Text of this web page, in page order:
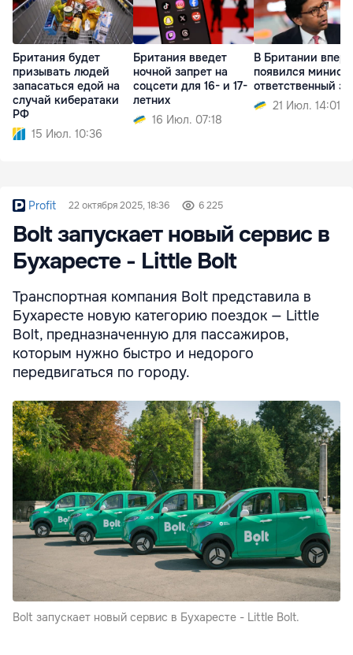
Британия будет
призывать людей
запасаться едой на
случай кибератаки
РФ
15 Июл. 10:36
Британия введет
ночной запрет на
соцсети для 16- и 17-
летних
16 Июл. 07:18
В Британии
появился
ответственный
21 Июл. 14:01
Profit 22 октября 2025, 18:36 6 225
Bolt запускает новый сервис в
Бухаресте - Little Bolt
Транспортная компания Bolt представила в
Бухаресте новую категорию поездок — Little
Bolt, предназначенную для пассажиров,
которым нужно быстро и недорого
передвигаться по городу.
Bolt запускает новый сервис в Бухаресте - Little Bolt.